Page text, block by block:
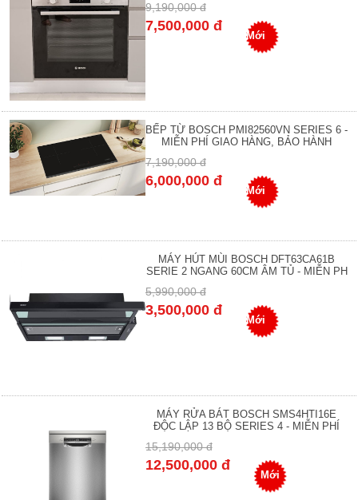
9,190,000 đ
7,500,000 đ
Mới
BẾP TỪ BOSCH PMI82560VN SERIES 6 -
MIỄN PHÍ GIAO HÀNG, BẢO HÀNH
7,190,000 đ
6,000,000 đ
Mới
MÁY HÚT MÙI BOSCH DFT63CA61B
SERIE 2 NGANG 60CM ÂM TỦ - MIỄN PH
5,990,000 đ
3,500,000 đ
Mới
MÁY RỬA BÁT BOSCH SMS4HTI16E
ĐỘC LẬP 13 BỘ SERIES 4 - MIỄN PHÍ
15,190,000 đ
12,500,000 đ
Mới